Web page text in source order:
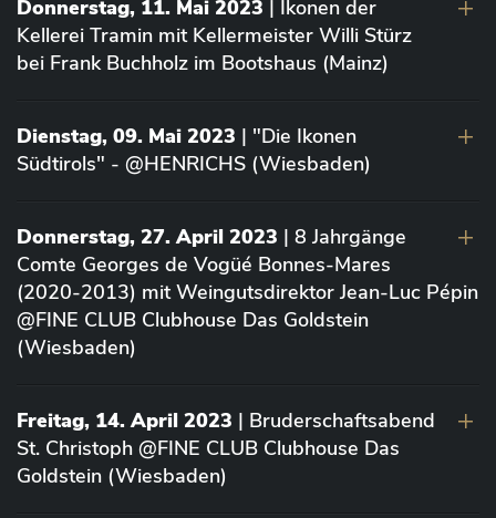
Donnerstag, 11. Mai 2023 | Ikonen der
Kellerei Tramin mit Kellermeister Willi Stürz
bei Frank Buchholz im Bootshaus (Mainz)
Dienstag, 09. Mai 2023 | "Die Ikonen
Südtirols" - @HENRICHS (Wiesbaden)
Donnerstag, 27. April 2023 | 8 Jahrgänge
Comte Georges de Vogüé Bonnes-Mares
(2020-2013) mit Weingutsdirektor Jean-Luc Pépin
@FINE CLUB Clubhouse Das Goldstein
(Wiesbaden)
Freitag, 14. April 2023 | Bruderschaftsabend
St. Christoph @FINE CLUB Clubhouse Das
Goldstein (Wiesbaden)